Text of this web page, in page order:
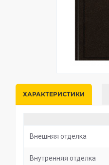
ХАРАКТЕРИСТИКИ
Внешняя отделка
Внутренняя отделка